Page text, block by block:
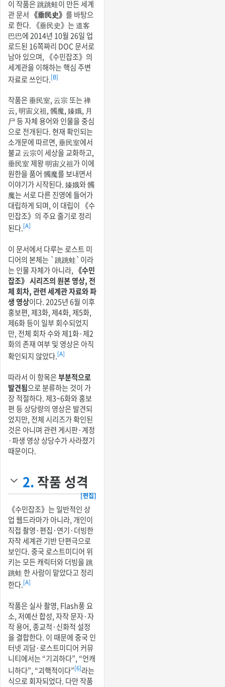
이 작품은 跳跳蛙이 만든 세계
관 문서 《垂民史》 를 바탕으
로 한다. 《垂民史》는 道客
巴巴에 2014년 10월 26일 업
로드된 16쪽짜리 DOC 문서로
남아 있으며, 《수민잡조》의
세계관을 이해하는 핵심 주변
자료로 쓰인다.[B]
작품은 垂民室, 云宗 또는 禅
云, 明宙义祖, 髑魔, 嫀娥, 月
尸 등 자체 용어와 인물을 중심
으로 전개된다. 현재 확인되는
소개문에 따르면, 垂民室에서
불교 云宗이 세상을 교화하고,
垂民室 제왕 明宙义祖가 이에
원한을 품어 髑魔를 보내면서
이야기가 시작된다. 嫀娥와 髑
魔는 서로 다른 진영에 들어가
대립하게 되며, 이 대립이 《수
민잡조》의 주요 줄기로 정리
된다.[A]
이 문서에서 다루는 로스트 미
디어의 본체는 `跳跳蛙`이라
는 인물 자체가 아니라, 《수민
잡조》 시리즈의 원본 영상, 전
체 회차, 관련 세계관 자료와 파
생 영상이다. 2025년 6월 이후
홍보편, 제3화, 제4화, 제5화,
제6화 등이 일부 회수되었지
만, 전체 회차 수와 제1화·제2
화의 존재 여부 및 영상은 아직
확인되지 않았다.[A]
따라서 이 항목은부분적으로
발견됨으로 분류하는 것이 가
장 적절하다. 제3~6화와 홍보
편 등 상당량의 영상은 발견되
었지만, 전체 시리즈가 확인된
것은 아니며 관련 게시판·계정
·파생 영상 상당수가 사라졌기
때문이다.
2. 작품 성격
[편집]
《수민잡조》는 일반적인 상
업 웹드라마가 아니라, 개인이
직접 촬영·편집·연기·더빙한
자작 세계관 기반 단편극으로
보인다. 중국 로스트미디어 위
키는 모든 캐릭터와 더빙을 跳
跳蛙 한 사람이 맡았다고 정리
한다.[A]
작품은 실사 촬영, Flash풍 요
소, 저예산 합성, 자작 문자·자
작 용어, 종교적·신화적 설정
을 결합한다. 이 때문에 중국 인
터넷 괴담·로스트미디어 커뮤
니티에서는 “기괴하다”, “언캐
니하다”, “괴핵적이다”[6]라는
식으로 회자되었다. 다만 작품